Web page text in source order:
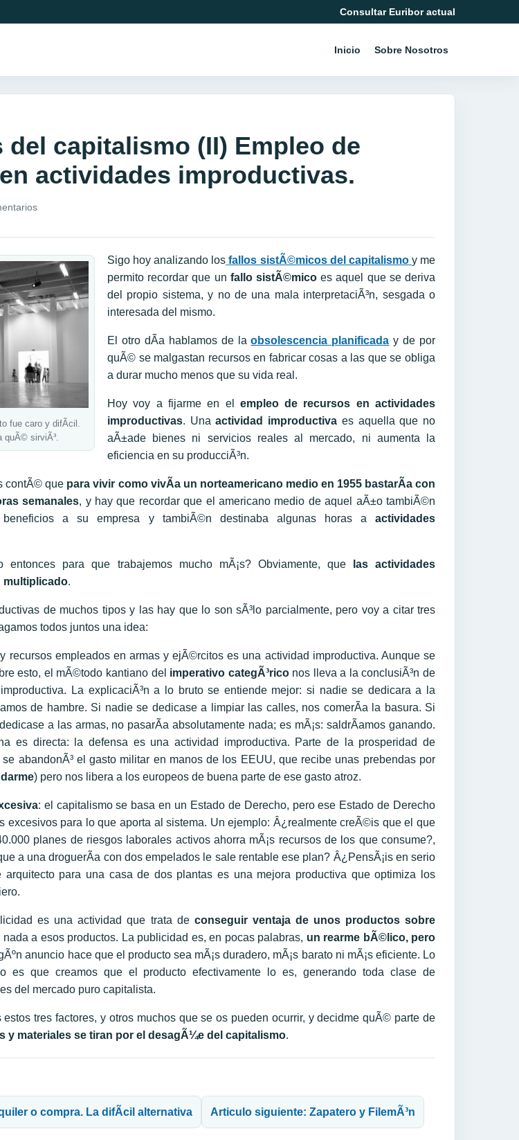
Consultar Euribor actual
Inicio Sobre Nosotros
del capitalismo (II) Empleo de
actividades improductivas.
fue caro y difÃ­cil.
quÃ© sirviÃ³.
Sigo hoy analizando los fallos sistÃ©micos del capitalismo y me
permito recordar que un fallo sistÃ©mico es aquel que se deriva
del propio sistema, y no de una mala interpretaciÃ³n, sesgada o
interesada del mismo.
El otro dÃ­a hablamos de laobsolescencia planificada y de por
quÃ© se malgastan recursos en fabricar cosas a las que se obliga
a durar mucho menos que su vida real.
Hoy voy a fijarme en el
empleo de recursos en actividades
improductivas. Unaactividad improductiva es aquella que no
aÃ±ade bienes ni servicios reales al mercado, ni aumenta la
eficiencia en su producciÃ³n.
contÃ© que para vivir como vivÃ­a un norteamericano medio en 1955 bastarÃ­a con
semanales, y hay que recordar que el americano medio de aquel aÃ±o tambiÃ©n
a su empresa y tambiÃ©n destinaba algunas horas a actividades
entonces para que trabajemos mucho mÃ¡s? Obviamente, quelas actividades
multiplicado.
de muchos tipos y las hay que lo son sÃ³lo parcialmente, pero voy a citar tres
todos juntos una idea:
recursos empleados en armas y ejÃ©rcitos es una actividad improductiva. Aunque se
esto, el mÃ©todo kantiano del imperativo categÃ³riconos lleva a la conclusiÃ³n de
La explicaciÃ³n a lo bruto se entiende mejor: si nadie se dedicara a la
de hambre. Si nadie se dedicase a limpiar las calles, nos comerÃ­a la basura. Si
a las armas, no pasarÃ­a absolutamente nada; es mÃ¡s: saldrÃ­amos ganando.
es directa: la defensa es una actividad improductiva. Parte de la prosperidad de
abandonÃ³ el gasto militar en manos de los EEUU, que recibe unas prebendas por
) pero nos libera a los europeos de buena parte de ese gasto atroz.
: el capitalismo se basa en un Estado de Derecho, pero ese Estado de Derecho
excesivos para lo que aporta al sistema. Un ejemplo: Â¿realmente creÃ©is que el que
planes de riesgos laborales activos ahorra mÃ¡s recursos de los que consume?,
a una droguerÃ­a con dos empelados le sale rentable ese plan? Â¿PensÃ¡is en serio
arquitecto para una casa de dos plantas es una mejora productiva que optimiza los
es una actividad que trata de conseguir ventaja de unos productos sobre
a esos productos. La publicidad es, en pocas palabras, un rearme bÃ©lico, pero
anuncio hace que el producto sea mÃ¡s duradero, mÃ¡s barato ni mÃ¡s eficiente. Lo
es que creamos que el producto efectivamente lo es, generando toda clase de
del mercado puro capitalista.
estos tres factores, y otros muchos que se os pueden ocurrir, y decidme quÃ© parte de
y materiales se tiran por el desagÃ¼e del capitalismo.
o compra. La difÃ­cil alternativa Articulo siguiente: Zapatero y FilemÃ³n